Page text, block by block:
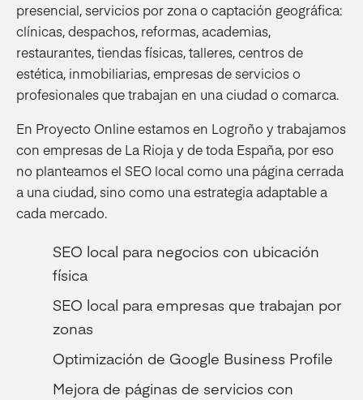
presencial, servicios por zona o captación geográfica:
clínicas, despachos, reformas, academias,
restaurantes, tiendas físicas, talleres, centros de
estética, inmobiliarias, empresas de servicios o
profesionales que trabajan en una ciudad o comarca.
En Proyecto Online estamos en Logroño y trabajamos
con empresas de La Rioja y de toda España, por eso
no planteamos el SEO local como una página cerrada
a una ciudad, sino como una estrategia adaptable a
cada mercado.
SEO local para negocios con ubicación
física
SEO local para empresas que trabajan por
zonas
Optimización de Google Business Profile
Mejora de páginas de servicios con